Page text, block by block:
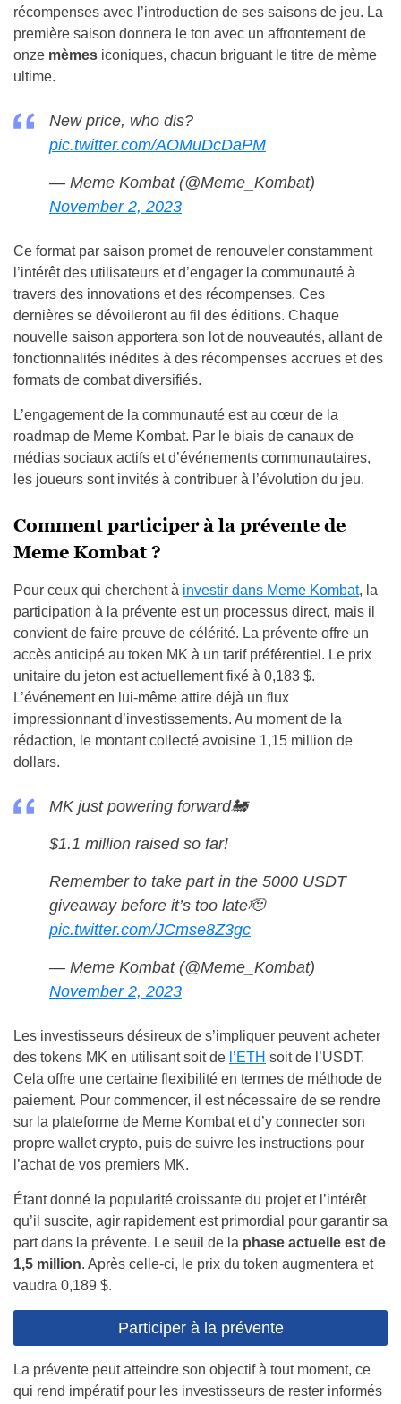
récompenses avec l’introduction de ses saisons de jeu. La
première saison donnera le ton avec un affrontement de
onze mèmes iconiques, chacun briguant le titre de mème
ultime.
New price, who dis?
pic.twitter.com/AOMuDcDaPM
— Meme Kombat (@Meme_Kombat)
November 2, 2023
Ce format par saison promet de renouveler constamment
l’intérêt des utilisateurs et d’engager la communauté à
travers des innovations et des récompenses. Ces
dernières se dévoileront au fil des éditions. Chaque
nouvelle saison apportera son lot de nouveautés, allant de
fonctionnalités inédites à des récompenses accrues et des
formats de combat diversifiés.
L’engagement de la communauté est au cœur de la
roadmap de Meme Kombat. Par le biais de canaux de
médias sociaux actifs et d’événements communautaires,
les joueurs sont invités à contribuer à l’évolution du jeu.
Comment participer à la prévente de
Meme Kombat ?
Pour ceux qui cherchent à investir dans Meme Kombat, la
participation à la prévente est un processus direct, mais il
convient de faire preuve de célérité. La prévente offre un
accès anticipé au token MK à un tarif préférentiel. Le prix
unitaire du jeton est actuellement fixé à 0,183 $.
L’événement en lui-même attire déjà un flux
impressionnant d’investissements. Au moment de la
rédaction, le montant collecté avoisine 1,15 million de
dollars.
MK just powering forward🚂
$1.1 million raised so far!
Remember to take part in the 5000 USDT
giveaway before it’s too late🫡
pic.twitter.com/JCmse8Z3gc
— Meme Kombat (@Meme_Kombat)
November 2, 2023
Les investisseurs désireux de s’impliquer peuvent acheter
des tokens MK en utilisant soit de l’ETH soit de l’USDT.
Cela offre une certaine flexibilité en termes de méthode de
paiement. Pour commencer, il est nécessaire de se rendre
sur la plateforme de Meme Kombat et d’y connecter son
propre wallet crypto, puis de suivre les instructions pour
l’achat de vos premiers MK.
Étant donné la popularité croissante du projet et l’intérêt
qu’il suscite, agir rapidement est primordial pour garantir sa
part dans la prévente. Le seuil de la phase actuelle est de
1,5 million. Après celle-ci, le prix du token augmentera et
vaudra 0,189 $.
Participer à la prévente
La prévente peut atteindre son objectif à tout moment, ce
qui rend impératif pour les investisseurs de rester informés